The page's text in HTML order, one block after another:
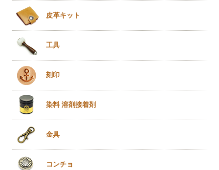
皮革キット
工具
刻印
染料 溶剤接着剤
金具
コンチョ